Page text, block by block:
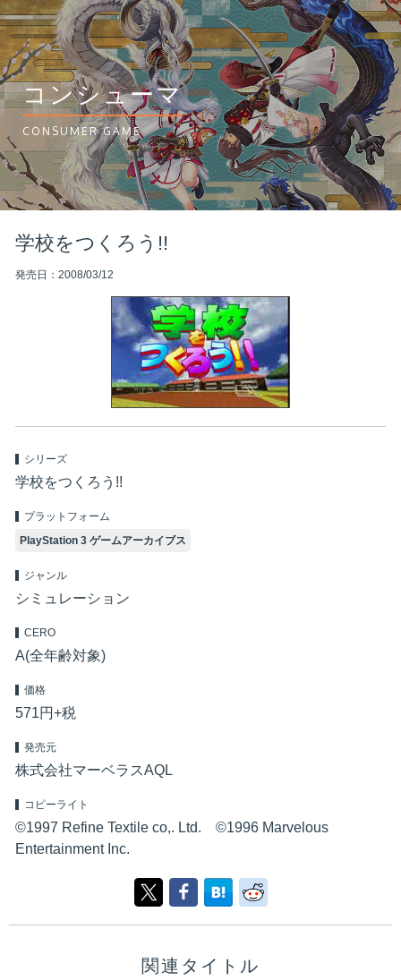
コンシューマ
CONSUMER GAME
学校をつくろう!!
発売日：2008/03/12
シリーズ
学校をつくろう!!
プラットフォーム
PlayStation 3 ゲームアーカイブス
ジャンル
シミュレーション
CERO
A(全年齢対象)
価格
571円+税
発売元
株式会社マーベラスAQL
コピーライト
©1997 Refine Textile co,. Ltd. ©1996 Marvelous
Entertainment Inc.
関連タイトル